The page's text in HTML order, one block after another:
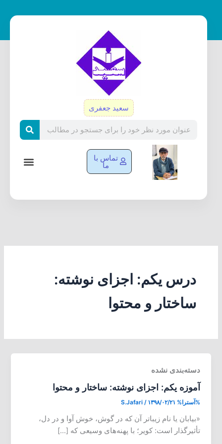
سعید جعفری
تماس با
ما
درس یکم: اجزای نوشته:
ساختار و محتوا
دسته‌بندی نشده
آموزه یکم: اجزای نوشته: ساختار و محتوا
%آسترا% S.Jafari / ۱۳۹۸/۰۲/۲۱
«بیابان یا نام زیباتر آن که در گوش، خوش آوا و در دل،
تأثیرگذار است: کویر؛ با پهنه‌های وسیعی که […]